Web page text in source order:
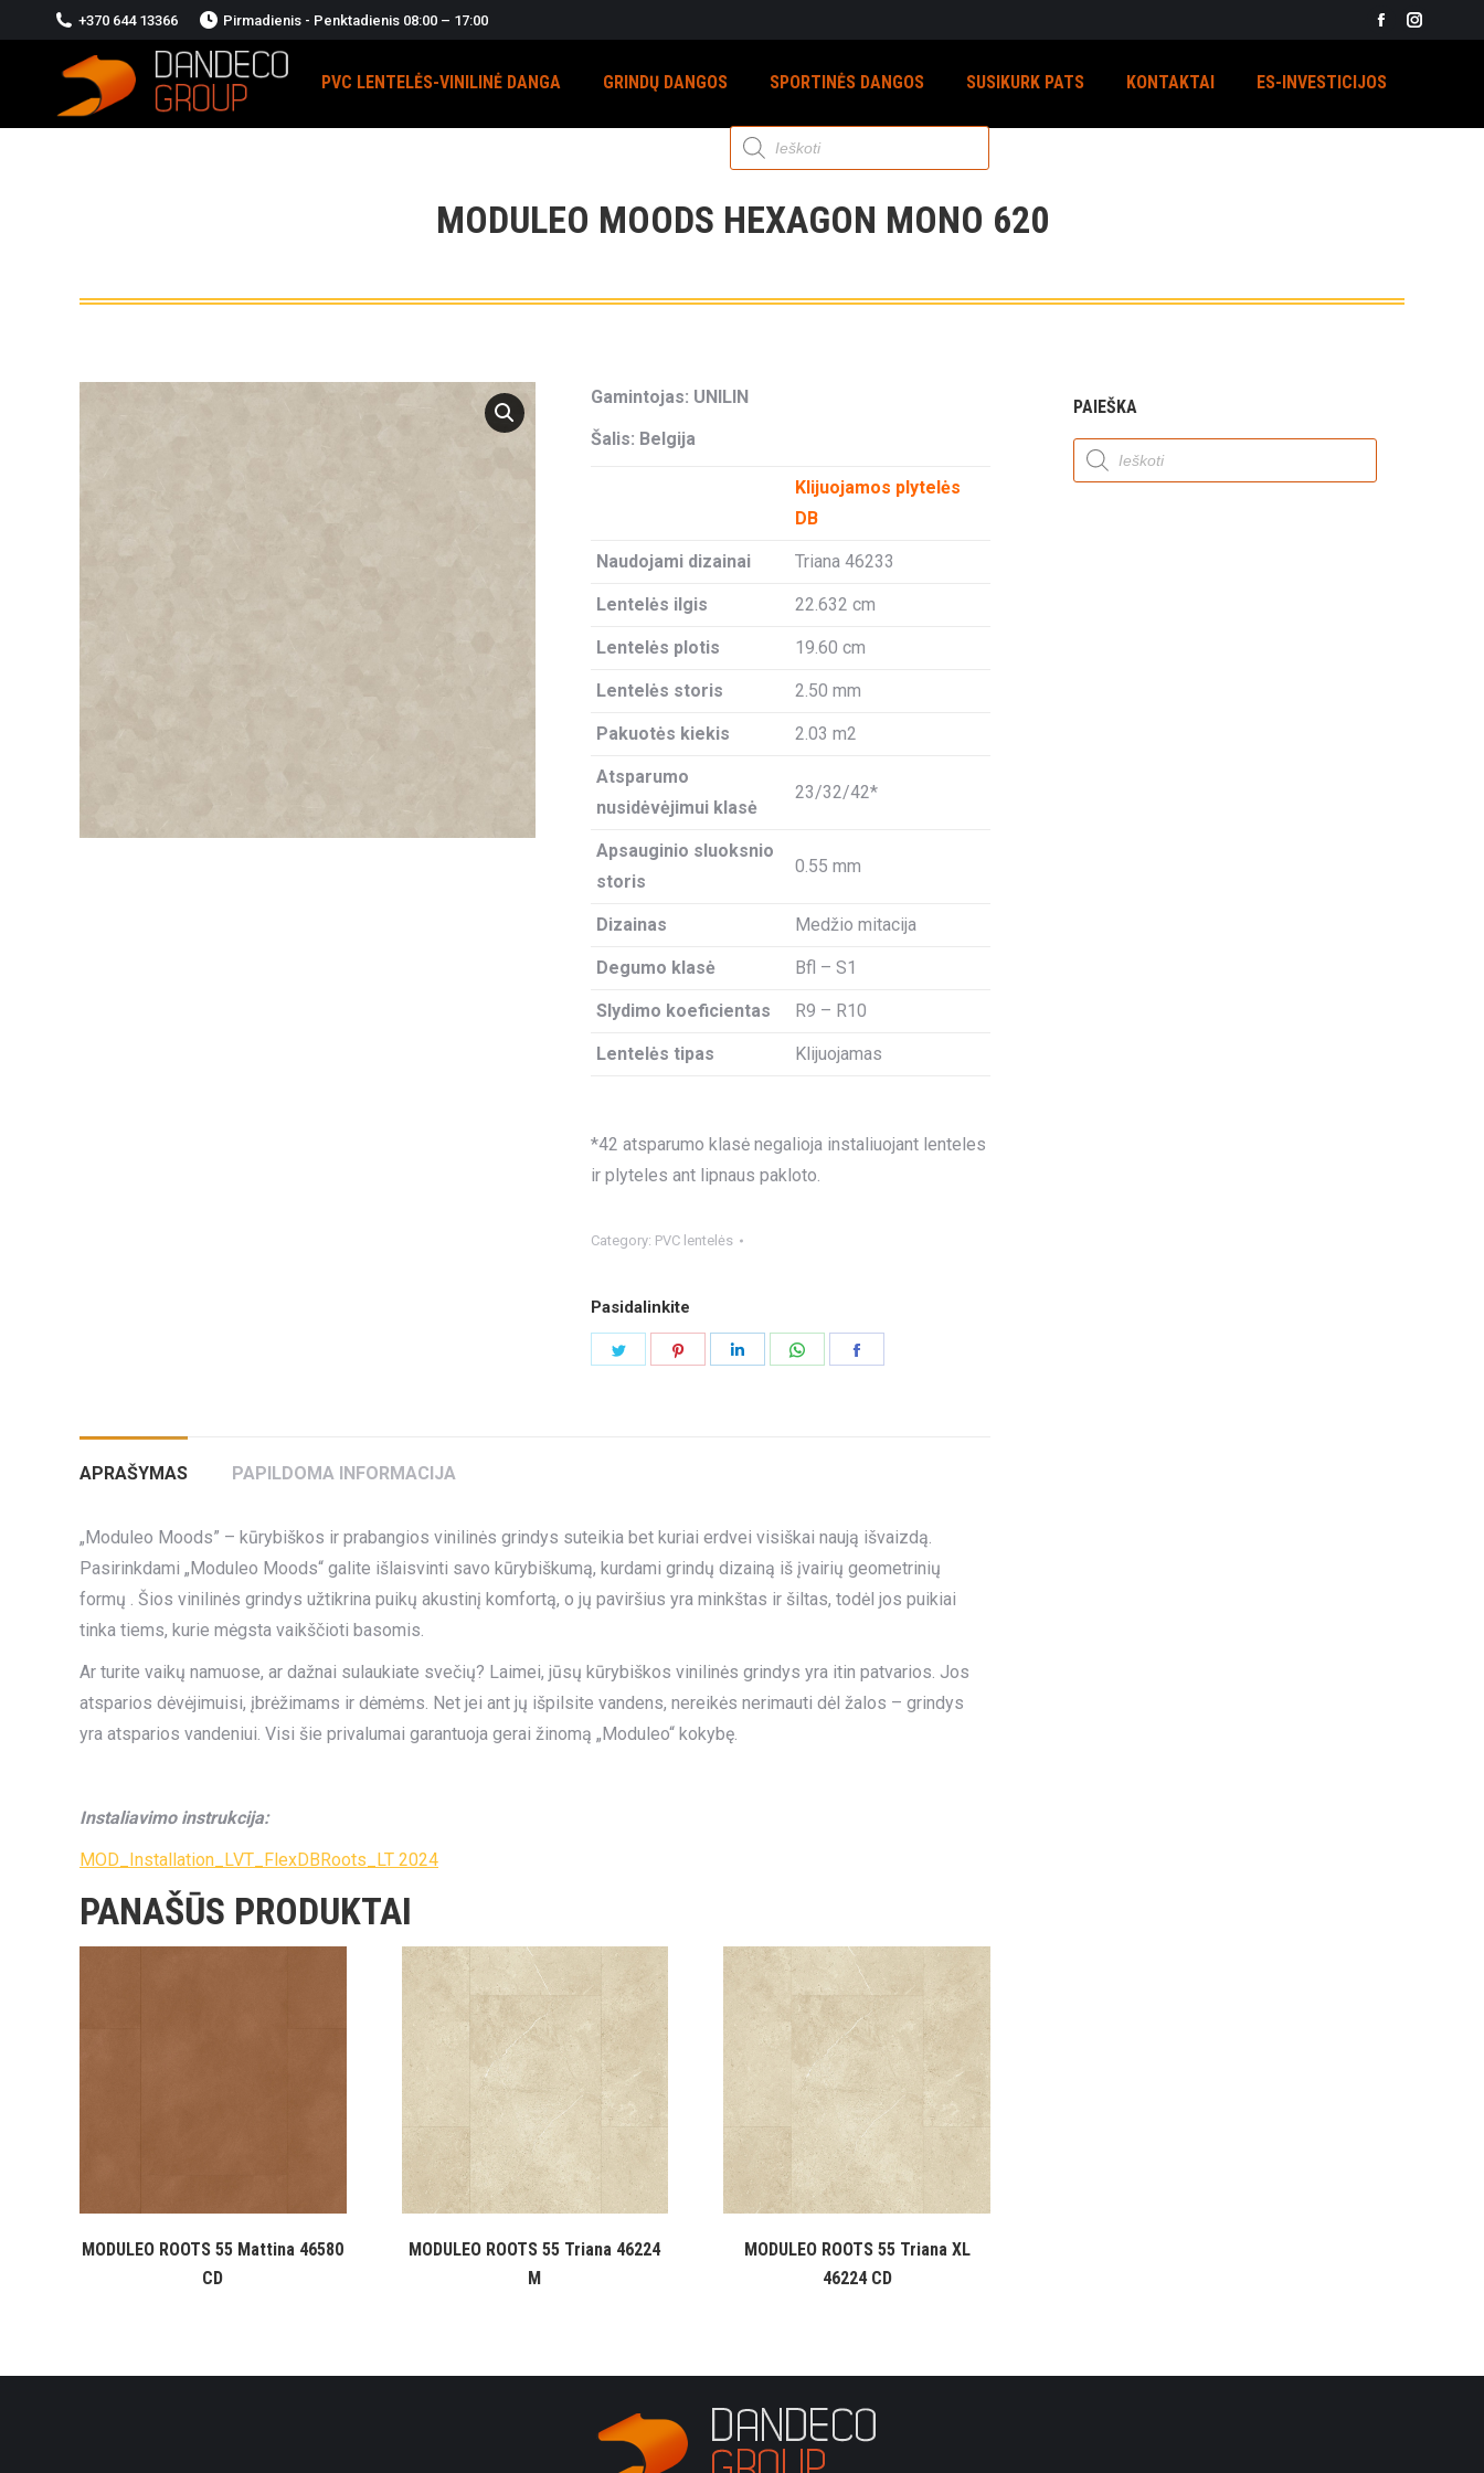
+370 644 13366 Pirmadienis - Penktadienis 08:00 – 17:00
Facebook
opens
PVC LENTELĖS-VINILINĖ DANGA GRINDŲ DANGOS SPORTINĖS DANGOS SUSIKURK PATS KONTAKTAI ES-INVESTICIJOS
Products
search
MODULEO MOODS HEXAGON MONO 620
Gamintojas: UNILIN
Šalis: Belgija
Klijuojamos plytelės
DB
Naudojami dizainai Triana 46233
Lentelės ilgis 22.632 cm
Lentelės plotis 19.60 cm
Lentelės storis 2.50 mm
Pakuotės kiekis 2.03 m2
Atsparumo
nusidėvėjimui klasė
23/32/42*
Apsauginio sluoksnio
storis
0.55 mm
Dizainas Medžio mitacija
Degumo klasė Bfl – S1
Slydimo koeficientas R9 – R10
Lentelės tipas Klijuojamas
*42 atsparumo klasė negalioja instaliuojant lenteles
ir plyteles ant lipnaus pakloto.
Category: PVC lentelės
Pasidalinkite
Share
Share
APRAŠYMAS PAPILDOMA INFORMACIJA
„Moduleo Moods” – kūrybiškos ir prabangios vinilinės grindys suteikia bet kuriai erdvei visiškai naują išvaizdą.
Pasirinkdami „Moduleo Moods“ galite išlaisvinti savo kūrybiškumą, kurdami grindų dizainą iš įvairių geometrinių
formų . Šios vinilinės grindys užtikrina puikų akustinį komfortą, o jų paviršius yra minkštas ir šiltas, todėl jos puikiai
tinka tiems, kurie mėgsta vaikščioti basomis.
Ar turite vaikų namuose, ar dažnai sulaukiate svečių? Laimei, jūsų kūrybiškos vinilinės grindys yra itin patvarios. Jos
atsparios dėvėjimuisi, įbrėžimams ir dėmėms. Net jei ant jų išpilsite vandens, nereikės nerimauti dėl žalos – grindys
yra atsparios vandeniui. Visi šie privalumai garantuoja gerai žinomą „Moduleo“ kokybę.
Instaliavimo instrukcija:
MOD_Installation_LVT_FlexDBRoots_LT 2024
PANAŠŪS PRODUKTAI
MODULEO ROOTS 55 Mattina 46580
CD
MODULEO ROOTS 55 Triana 46224
M
MODULEO ROOTS 55 Triana XL
46224 CD
PAIEŠKA
Products
search